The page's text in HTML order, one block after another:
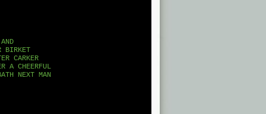
BIRKET
CARKER
A CHEERFUL
NEXT MAN